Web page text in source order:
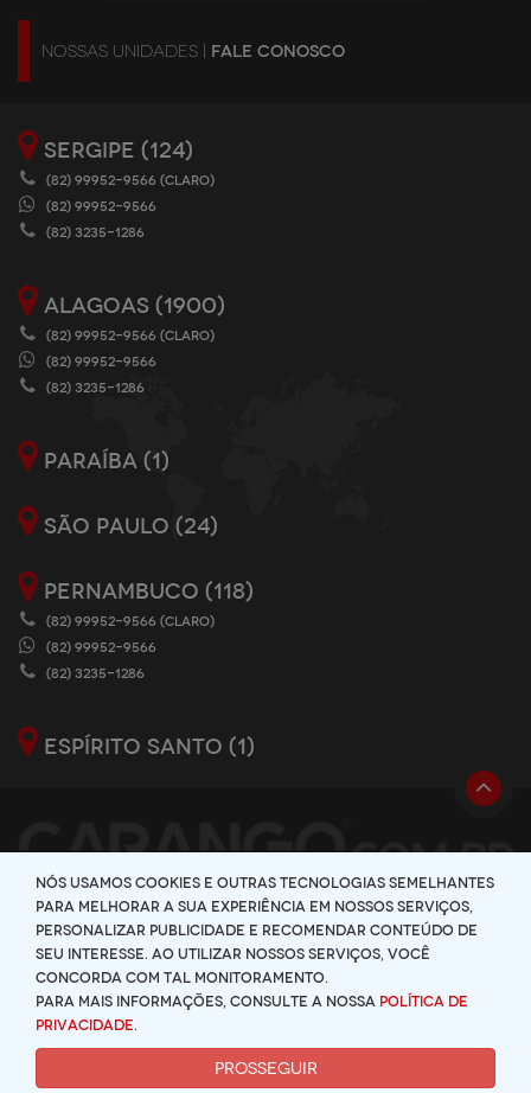
Nós usamos cookies e outras tecnologias semelhantes
para melhorar a sua experiência em nossos serviços,
personalizar publicidade e recomendar conteúdo de
seu interesse. Ao utilizar nossos serviços, você
concorda com tal monitoramento.
Para mais informações, consulte a nossa Política de
Privacidade.
PROSSEGUIR
NOSSAS UNIDADES | FALE CONOSCO
SERGIPE (124)
(82) 99952-9566 (CLARO)
(82) 99952-9566
(82) 3235-1286
ALAGOAS (1900)
(82) 99952-9566 (CLARO)
(82) 99952-9566
(82) 3235-1286
PARAÍBA (1)
SÃO PAULO (24)
PERNAMBUCO (118)
(82) 99952-9566 (CLARO)
(82) 99952-9566
(82) 3235-1286
ESPÍRITO SANTO (1)
POLÍTICA DE PRIVACIDADE | POLÍTICA DE SEGURANÇA